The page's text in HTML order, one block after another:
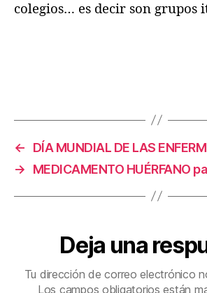
colegios… es decir son grupos
←
DÍA MUNDIAL DE LAS
→
MEDICAMENTO HUÉRFANO
Deja una
Tu dirección de correo electrónico
Los campos obligatorios están